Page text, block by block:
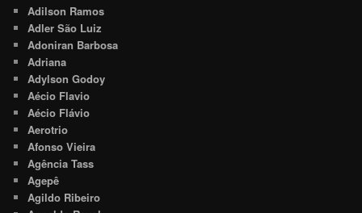
Adilson Ramos
Adler São Luiz
Adoniran Barbosa
Adriana
Adylson Godoy
Aécio Flavio
Aécio Flávio
Aerotrio
Afonso Vieira
Agência Tass
Agepê
Agildo Ribeiro